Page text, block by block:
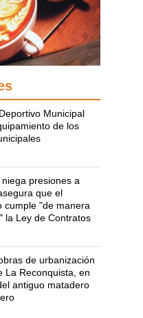
Municipal
de los
presiones a
que el
cumple "de manera
la Ley de Contratos
de urbanización
La Reconquista, en
antiguo matadero